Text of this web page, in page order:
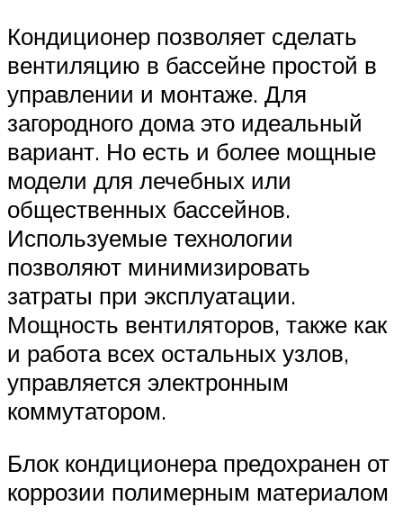
Кондиционер позволяет сделать
вентиляцию в бассейне простой в
управлении и монтаже. Для
загородного дома это идеальный
вариант. Но есть и более мощные
модели для лечебных или
общественных бассейнов.
Используемые технологии
позволяют минимизировать
затраты при эксплуатации.
Мощность вентиляторов, также как
и работа всех остальных узлов,
управляется электронным
коммутатором.
Блок кондиционера предохранен от
коррозии полимерным материалом